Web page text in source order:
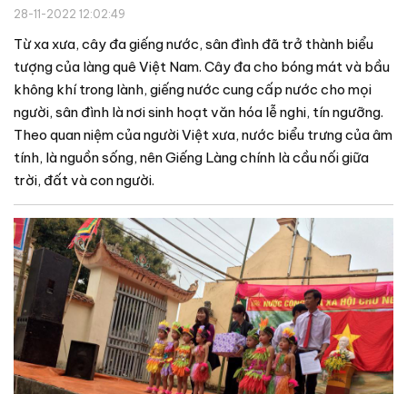
28-11-2022 12:02:49
Từ xa xưa, cây đa giếng nước, sân đình đã trở thành biểu
tượng của làng quê Việt Nam. Cây đa cho bóng mát và bầu
không khí trong lành, giếng nước cung cấp nước cho mọi
người, sân đình là nơi sinh hoạt văn hóa lễ nghi, tín ngưỡng.
Theo quan niệm của người Việt xưa, nước biểu trưng của âm
tính, là nguồn sống, nên Giếng Làng chính là cầu nối giữa
trời, đất và con người.